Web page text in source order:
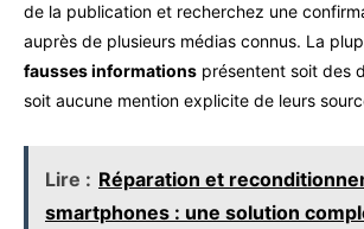
de la publication et recherchez une
auprès de plusieurs médias connus. La
fausses informations présentent soit des
soit aucune mention explicite de leurs
Lire : Réparation et
smartphones : une solution